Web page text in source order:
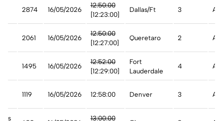
2874 16/05/2026
12:50:00
[12:23:00]
Dallas/Ft 3
2061 16/05/2026
12:50:00
[12:27:00]
Queretaro 2
1495 16/05/2026
12:52:00
[12:29:00]
Fort
Lauderdale
4
1119 16/05/2026 12:58:00 Denver 3 A
13:00:00